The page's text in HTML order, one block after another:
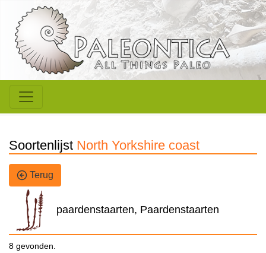
Soortenlijst North Yorkshire coast
Terug
paardenstaarten, Paardenstaarten
8 gevonden.